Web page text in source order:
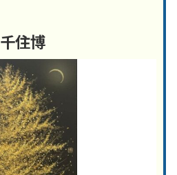
千住博